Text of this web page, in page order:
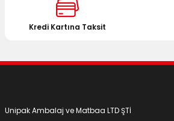
Ürün fiyatı diğer sitelerden daha pahalı.
Bu ürüne benzer farklı alternatifler olmalı.
Kredi Kartına Taksit
Unipak Ambalaj ve Matbaa LTD ŞTİ